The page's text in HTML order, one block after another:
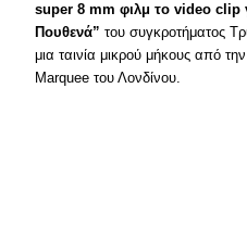
super 8 mm φιλμ το video clip
Πουθενά”του συγκροτήματος
μια ταινία μικρού μήκους από
Marquee του Λονδίνου.